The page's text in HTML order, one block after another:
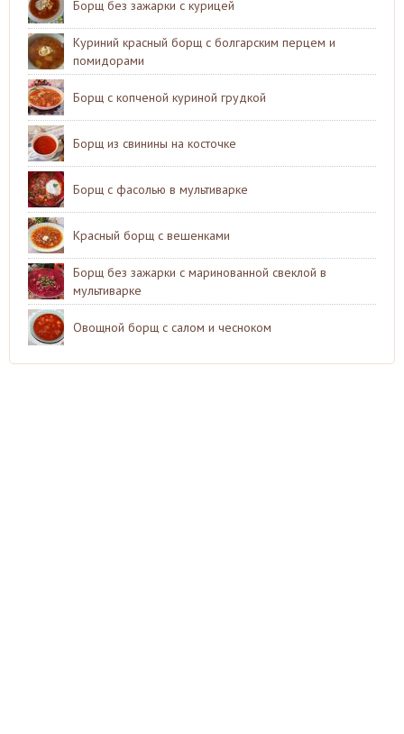
Борщ без зажарки с курицей
Куриний красный борщ с болгарским перцем и
помидорами
Борщ с копченой куриной грудкой
Борщ из свинины на косточке
Борщ с фасолью в мультиварке
Красный борщ с вешенками
Борщ без зажарки с маринованной свеклой в
мультиварке
Овощной борщ с салом и чесноком